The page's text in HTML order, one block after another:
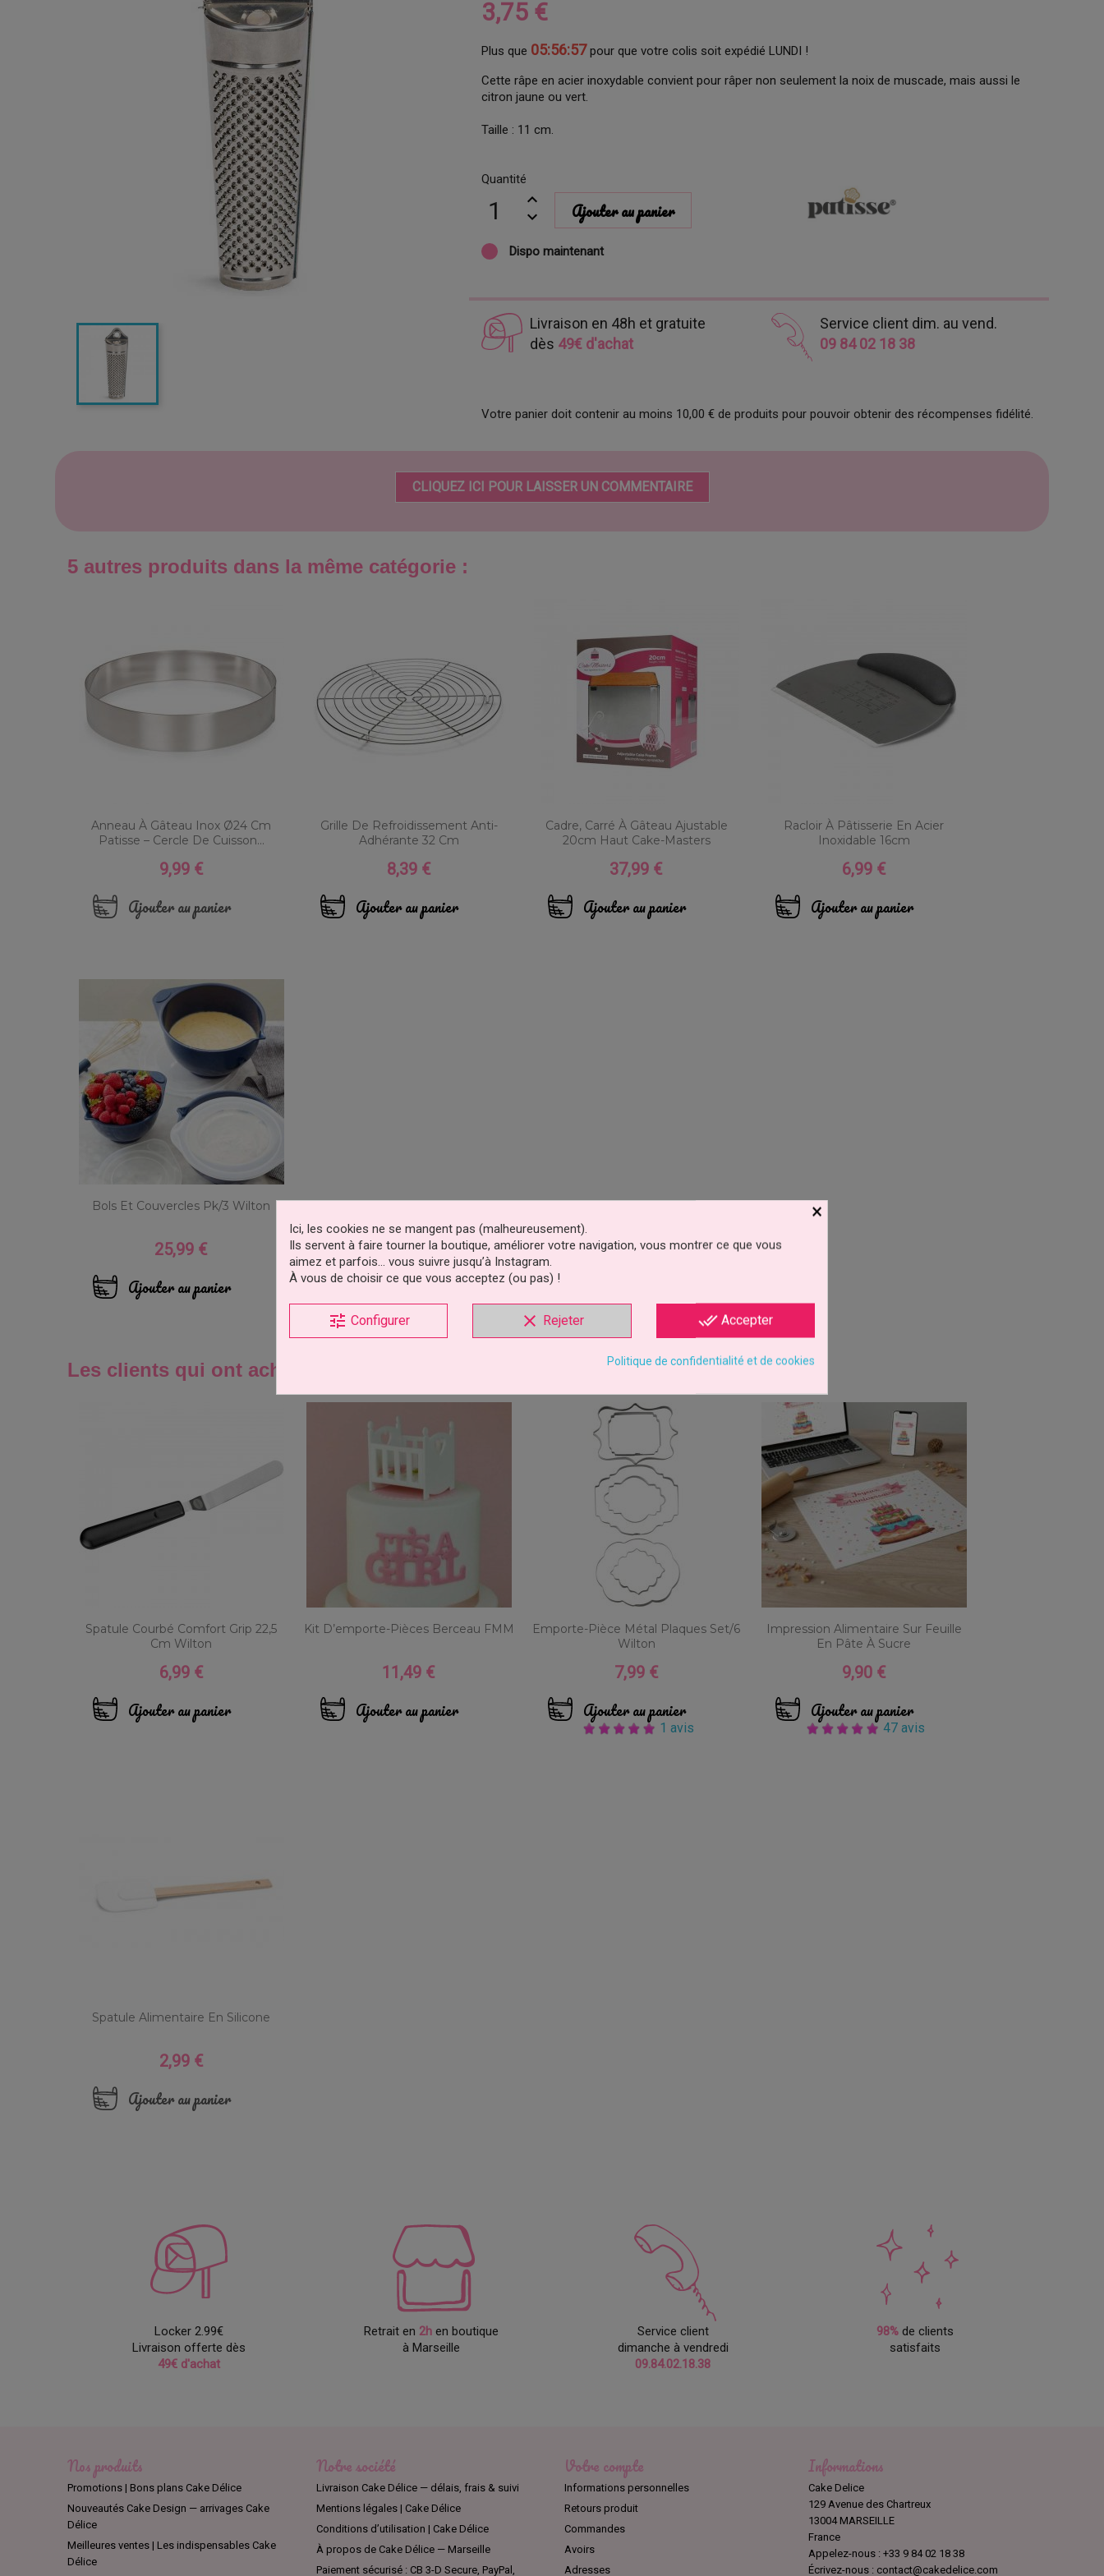
3,75 €
Plus que 05:56:56pour que votre colis soit expédié LUNDI !
Cette râpe en acier inoxydable convient pour râper non seulement la noix de muscade, mais aussi le
citron jaune ou vert.
Taille : 11 cm.
Quantité
Ajouter au panier
Dispo maintenant
Livraison en 48h et gratuite
dès 49€ d'achat
Service client dim. au vend.
09 84 02 18 38
Votre panier doit contenir au moins 10,00 € de produits pour pouvoir obtenir des récompenses fidélité.
CLIQUEZ ICI POUR LAISSER UN COMMENTAIRE
5 autres produits dans la même catégorie :
Anneau À Gâteau Inox Ø24 Cm
Patisse – Cercle De Cuisson...
Prix
9,99 €
Ajouter au panier
Grille De Refroidissement Anti-
Adhérante 32 Cm
Prix
8,39 €
Ajouter au panier
Cadre, Carré À Gâteau Ajustable
20cm Haut Cake-Masters
Prix
37,99 €
Ajouter au panier
Racloir À Pâtisserie En Acier
Inoxidable 16cm
Prix
6,99 €
Ajouter au panier
Bols Et Couvercles Pk/3 Wilton
Prix
25,99 €
Ajouter au panier
Les clients qui ont acheté ce produit ont également acheté...
Spatule Courbé Comfort Grip 22,5
Cm Wilton
Prix
6,99 €
Ajouter au panier
Kit D’emporte-Pièces Berceau FMM
Prix
11,49 €
Ajouter au panier
Emporte-Pièce Métal Plaques Set/6
Wilton
Prix
7,99 €
Ajouter au panier
1 avis
Impression Alimentaire Sur Feuille
En Pâte À Sucre
Prix
9,90 €
Ajouter au panier
47 avis
Spatule Alimentaire En Silicone
Prix
2,99 €
Ajouter au panier
Locker 2.99€
Livraison offerte dès
49€ d'achat
Retrait en 2hen boutique
à Marseille
Service client
dimanche à vendredi
09.84.02.18.38
98% de clients
satisfaits
Nos produits
Promotions | Bons plans Cake Délice
Nouveautés Cake Design — arrivages Cake
Délice
Meilleures ventes | Les indispensables Cake
Délice
Notre société
Livraison Cake Délice — délais, frais & suivi
Mentions légales | Cake Délice
Conditions d’utilisation | Cake Délice
À propos de Cake Délice — Marseille
Paiement sécurisé : CB 3-D Secure, PayPal,
Votre compte
Informations personnelles
Retours produit
Commandes
Avoirs
Adresses
Informations
Cake Delice
129 Avenue des Chartreux
13004 MARSEILLE
France
Appelez-nous :+33 9 84 02 18 38
Écrivez-nous : contact@cakedelice.com
×
Ici, les cookies ne se mangent pas (malheureusement).
Ils servent à faire tourner la boutique, améliorer votre navigation, vous montrer ce que vous
aimez et parfois… vous suivre jusqu’à Instagram.
À vous de choisir ce que vous acceptez (ou pas) !
tune Configurer clear Rejeter done_all Accepter
Politique de confidentialité et de cookies